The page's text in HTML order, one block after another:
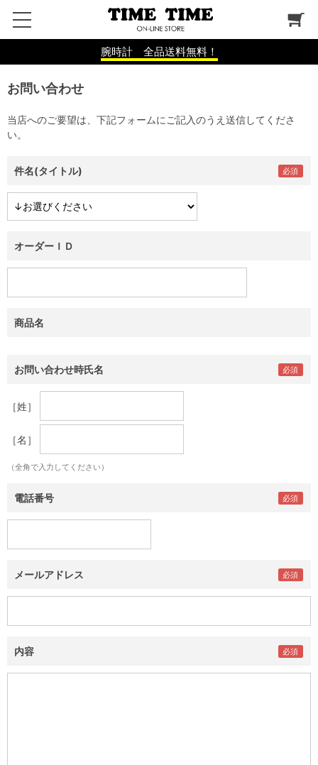
腕時計 全品送料無料！
お問い合わせ
当店へのご要望は、下記フォームにご記入のうえ送信してくださ
い。
件名(タイトル)
オーダーＩＤ
商品名
お問い合わせ時氏名
［姓］
［名］
（全角で入力してください）
電話番号
メールアドレス
内容